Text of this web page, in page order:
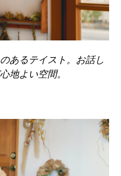
あるテイスト。お話し
地よい空間。